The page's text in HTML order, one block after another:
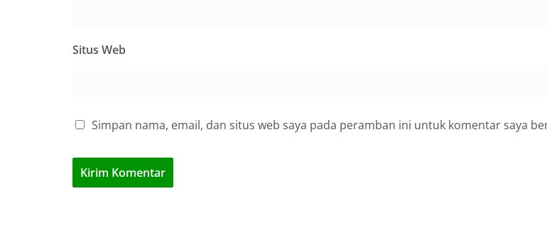
Situs Web
Simpan nama, email, dan situs web saya pada peramban ini untuk komentar saya